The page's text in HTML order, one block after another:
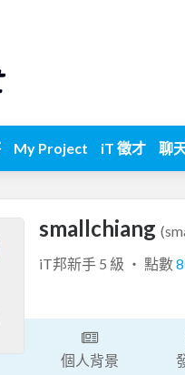
My Project iT 徵才 聊
smallchiang
iT邦新手 5 級 ‧ 點數
個人背景